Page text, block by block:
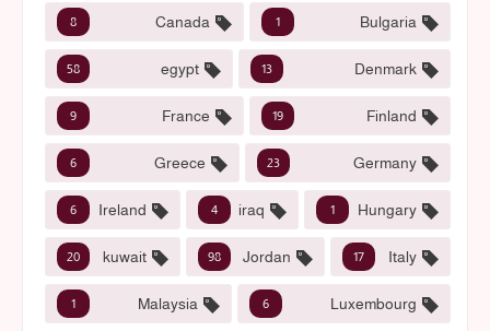
Bulgaria
1
Canada
8
Denmark
13
egypt
58
Finland
19
France
9
Germany
23
Greece
6
Hungary
1
iraq
4
Ireland
6
Italy
17
Jordan
98
kuwait
20
Luxembourg
6
Malaysia
1